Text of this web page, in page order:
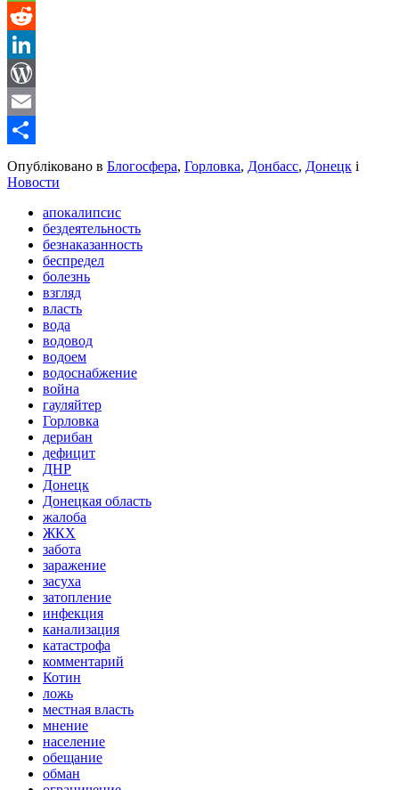
Message
Reddit
LinkedIn
WordPress
Email
Share
Опубліковано в Блогосфера, Горловка, Донбасс, Донецк і
Новости
апокалипсис
бездеятельность
безнаказанность
беспредел
болезнь
взгляд
власть
вода
водовод
водоем
водоснабжение
война
гауляйтер
Горловка
дерибан
дефицит
ДНР
Донецк
Донецкая область
жалоба
ЖКХ
забота
заражение
засуха
затопление
инфекция
канализация
катастрофа
комментарий
Котин
ложь
местная власть
мнение
население
обещание
обман